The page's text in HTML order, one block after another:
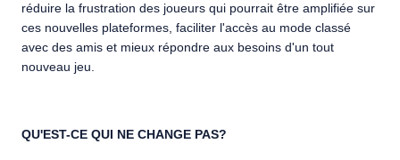
réduire la frustration des joueurs qui pourrait être amplifiée sur
ces nouvelles plateformes, faciliter l'accès au mode classé
avec des amis et mieux répondre aux besoins d'un tout
nouveau jeu.
QU'EST-CE QUI NE CHANGE PAS?